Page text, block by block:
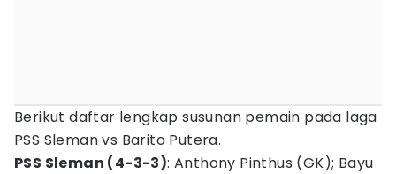
Berikut daftar lengkap susunan pemain pada laga
PSS Sleman vs Barito Putera.
PSS Sleman (4-3-3): Anthony Pinthus (GK); Bayu